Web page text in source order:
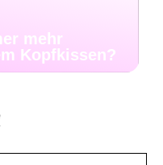
mehr
Kopfkissen?